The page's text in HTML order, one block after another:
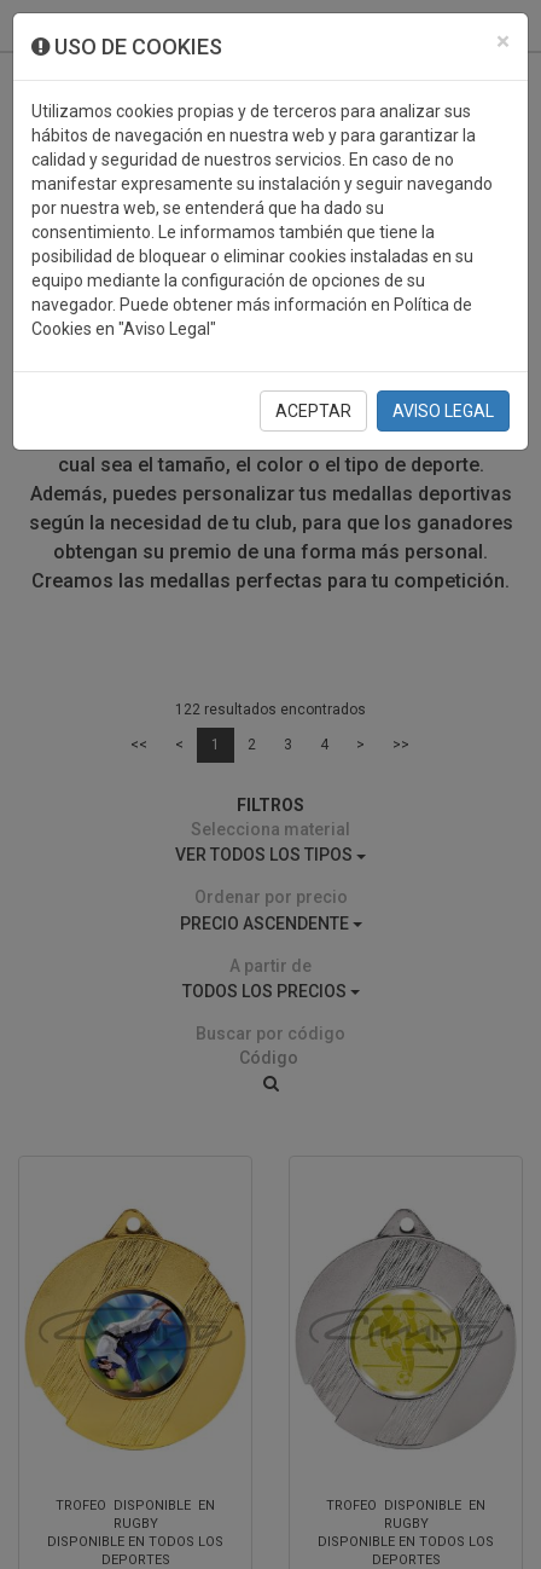
×
USO DE COOKIES
Utilizamos cookies propias y de terceros para analizar sus
hábitos de navegación en nuestra web y para garantizar la
calidad y seguridad de nuestros servicios. En caso de no
manifestar expresamente su instalación y seguir navegando
por nuestra web, se entenderá que ha dado su
consentimiento. Le informamos también que tiene la
posibilidad de bloquear o eliminar cookies instaladas en su
equipo mediante la configuración de opciones de su
navegador. Puede obtener más información en Política de
Cookies en "Aviso Legal"
ACEPTAR AVISO LEGAL
MEDALLAS DEPORTIVAS
RUGBY
Si estás buscando medallas deportivas para los
deportistas de tu evento, has llegado al lugar correcto.
Trofeos Campió te ofrece todo tipo de medallas, sea
cual sea el tamaño, el color o el tipo de deporte.
Además, puedes personalizar tus medallas deportivas
según la necesidad de tu club, para que los ganadores
obtengan su premio de una forma más personal.
Creamos las medallas perfectas para tu competición.
122 resultados encontrados
<< < 1 2 3 4 > >>
FILTROS
Selecciona material
VER TODOS LOS TIPOS
Ordenar por precio
PRECIO ASCENDENTE
A partir de
TODOS LOS PRECIOS
Buscar por código
TROFEO DISPONIBLE EN
RUGBY
DISPONIBLE EN TODOS LOS
DEPORTES
TROFEO DISPONIBLE EN
RUGBY
DISPONIBLE EN TODOS LOS
DEPORTES